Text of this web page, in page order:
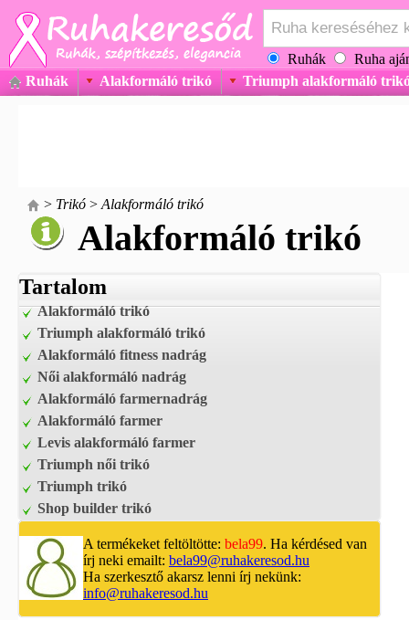
Ruhák
Ruha
Ruhák
Alakformáló trikó Triumph alakformáló
> Trikó > Alakformáló trikó
Alakformáló trikó
Tartalom
Alakformáló trikó
Triumph alakformáló trikó
Alakformáló fitness nadrág
Női alakformáló nadrág
Alakformáló farmernadrág
Alakformáló farmer
Levis alakformáló farmer
Triumph női trikó
Triumph trikó
Shop builder trikó
A termékeket feltöltötte: bela99. Ha kérdésed van
írj neki emailt: bela99@ruhakeresod.hu
Ha szerkesztő akarsz lenni írj nekünk:
info@ruhakeresod.hu